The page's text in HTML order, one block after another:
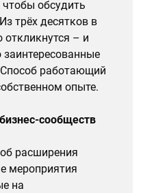
чтобы обсудить
трёх десятков в
– и
заинтересованные
работающий
опыте.
сообществ
расширения
мероприятия
на